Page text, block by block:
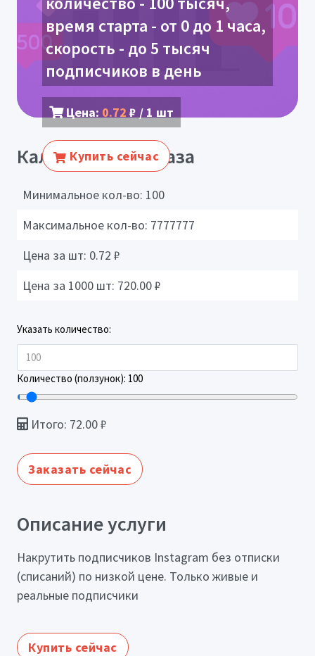
время старта - от 0 до 1 часа,
скорость - до 5 тысяч
подписчиков в день
Цена: 0.72 ₽ / 1 шт
Купить сейчас
Калькулятор заказа
Минимальное кол-во: 100
Максимальное кол-во: 7777777
Цена за шт: 0.72 ₽
Цена за 1000 шт: 720.00₽
Указать количество:
Количество (ползунок): 100
Итого: 72.00₽
Заказать сейчас
Описание услуги
Накрутить подписчиков Instagram без отписки
(списаний) по низкой цене. Только живые и
реальные подписчики
Купить сейчас